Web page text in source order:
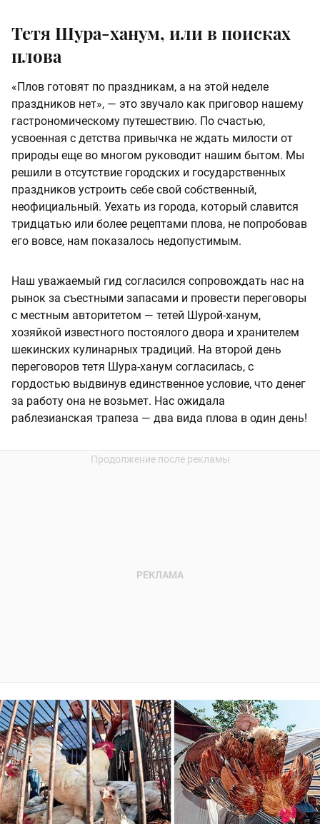
Тетя Шура-ханум, или в поисках
плова
«Плов готовят по праздникам, а на этой неделе
праздников нет», — это звучало как приговор нашему
гастрономическому путешествию. По счастью,
усвоенная с детства привычка не ждать милости от
природы еще во многом руководит нашим бытом. Мы
решили в отсутствие городских и государственных
праздников устроить себе свой собственный,
неофициальный. Уехать из города, который славится
тридцатью или более рецептами плова, не попробовав
его вовсе, нам показалось недопустимым.
Наш уважаемый гид согласился сопровождать нас на
рынок за съестными запасами и провести переговоры
с местным авторитетом — тетей Шурой-ханум,
хозяйкой известного постоялого двора и хранителем
шекинских кулинарных традиций. На второй день
переговоров тетя Шура-ханум согласилась, с
гордостью выдвинув единственное условие, что денег
за работу она не возьмет. Нас ожидала
раблезианская трапеза — два вида плова в один день!